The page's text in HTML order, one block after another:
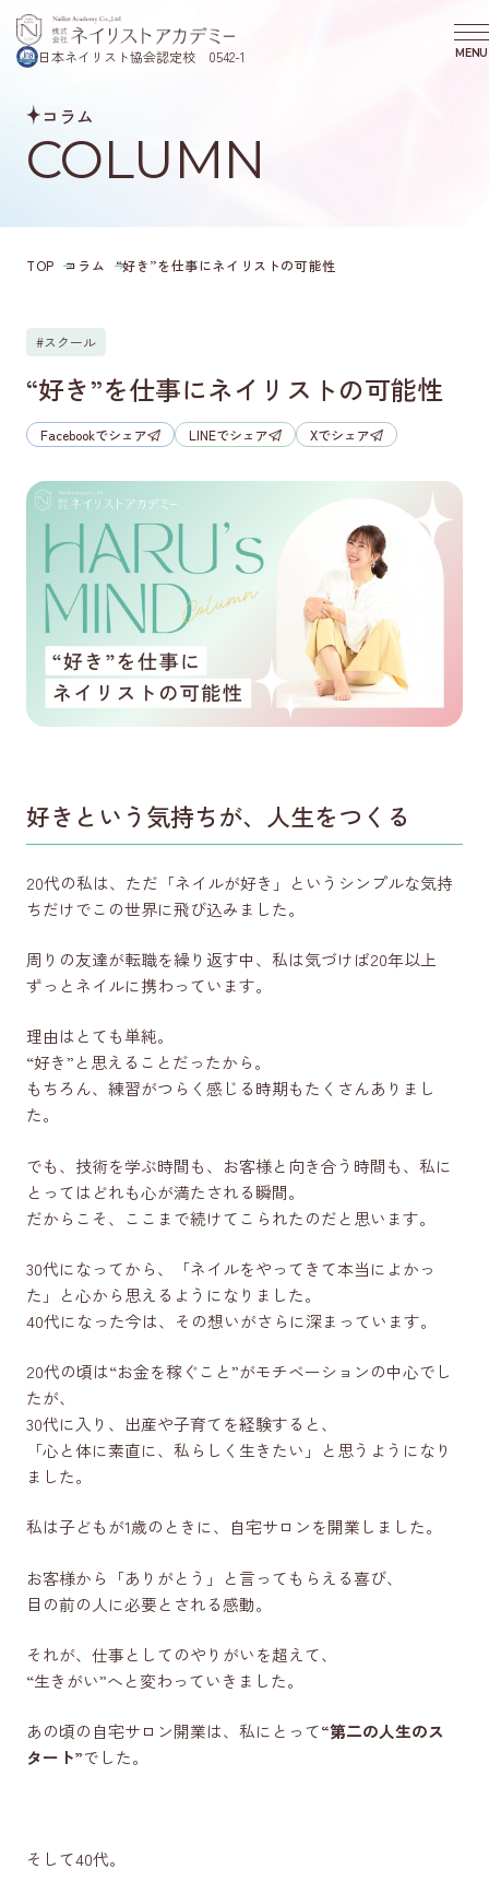
日本ネイリスト協会認定校 0542-1 MENU
COURSE
コース・プログラム
SCHOOL
REASON
選ばれる理由
VOICE
卒業生の声
COLUMN
コラム
COMPANY
LINEで質問する
コース一覧を見る
Instagram
（未経験からネイリストを目指す方向け）
公式Youtube
コラム
COLUMN
TOP コラム “好き”を仕事にネイリストの可能性
#スクール
“好き”を仕事にネイリストの可能性
Facebookでシェア LINEでシェア Xでシェア
好きという気持ちが、人生をつくる
20代の私は、ただ「ネイルが好き」というシンプルな気持
ちだけでこの世界に飛び込みました。
周りの友達が転職を繰り返す中、私は気づけば20年以上
ずっとネイルに携わっています。
理由はとても単純。
“好き”と思えることだったから。
もちろん、練習がつらく感じる時期もたくさんありまし
た。
でも、技術を学ぶ時間も、お客様と向き合う時間も、私に
とってはどれも心が満たされる瞬間。
だからこそ、ここまで続けてこられたのだと思います。
30代になってから、「ネイルをやってきて本当によかっ
た」と心から思えるようになりました。
40代になった今は、その想いがさらに深まっています。
20代の頃は“お金を稼ぐこと”がモチベーションの中心でし
たが、
30代に入り、出産や子育てを経験すると、
「心と体に素直に、私らしく生きたい」と思うようになり
ました。
私は子どもが1歳のときに、自宅サロンを開業しました。
お客様から「ありがとう」と言ってもらえる喜び、
目の前の人に必要とされる感動。
それが、仕事としてのやりがいを超えて、
“生きがい”へと変わっていきました。
あの頃の自宅サロン開業は、私にとって“第二の人生のス
タート”でした。
そして40代。